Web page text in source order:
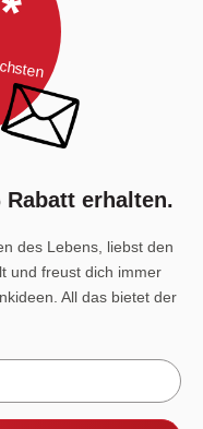
Rabatt erhalten.
des Lebens, liebst den
und freust dich immer
All das bietet der